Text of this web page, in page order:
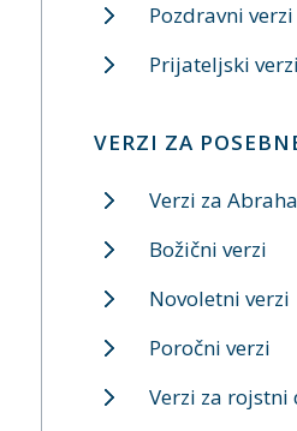
Pozdravni verzi
Prijateljski verzi
VERZI ZA
Verzi za
Božični verzi
Novoletni verzi
Poročni verzi
Verzi za rojstni